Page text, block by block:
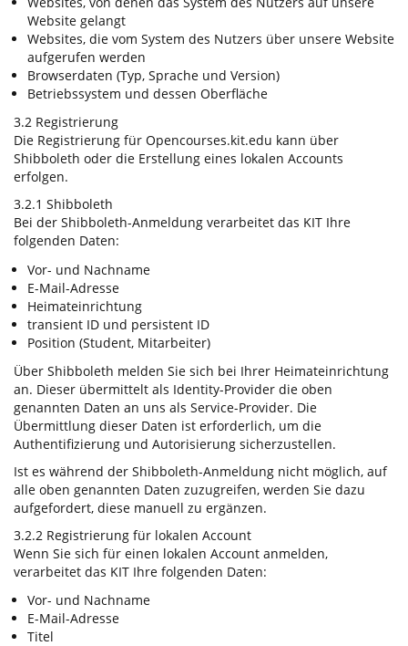
Website gelangt
Websites, die vom System des Nutzers über unsere Website
aufgerufen werden
Browserdaten (Typ, Sprache und Version)
Betriebssystem und dessen Oberfläche
3.2 Registrierung
Die Registrierung für Opencourses.kit.edu kann über
Shibboleth oder die Erstellung eines lokalen Accounts
erfolgen.
3.2.1 Shibboleth
Bei der Shibboleth-Anmeldung verarbeitet das KIT Ihre
folgenden Daten:
Vor- und Nachname
E-Mail-Adresse
Heimateinrichtung
transient ID und persistent ID
Position (Student, Mitarbeiter)
Über Shibboleth melden Sie sich bei Ihrer Heimateinrichtung
an. Dieser übermittelt als Identity-Provider die oben
genannten Daten an uns als Service-Provider. Die
Übermittlung dieser Daten ist erforderlich, um die
Authentifizierung und Autorisierung sicherzustellen.
Ist es während der Shibboleth-Anmeldung nicht möglich, auf
alle oben genannten Daten zuzugreifen, werden Sie dazu
aufgefordert, diese manuell zu ergänzen.
3.2.2 Registrierung für lokalen Account
Wenn Sie sich für einen lokalen Account anmelden,
verarbeitet das KIT Ihre folgenden Daten:
Vor- und Nachname
E-Mail-Adresse
Titel